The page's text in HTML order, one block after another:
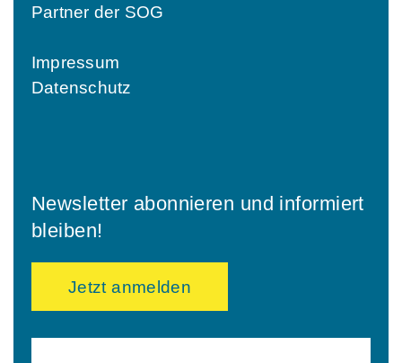
Partner der SOG
Impressum
Datenschutz
Newsletter abonnieren und informiert
bleiben!
Jetzt anmelden